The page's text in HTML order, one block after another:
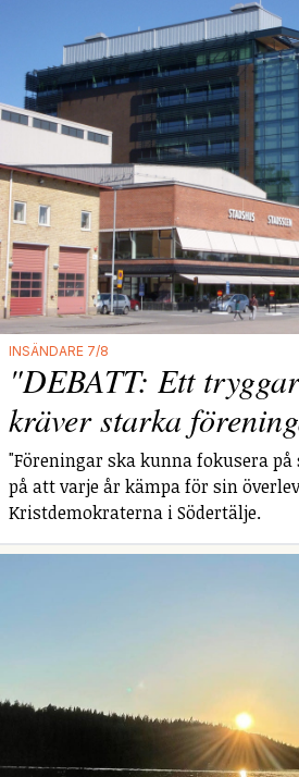
INSÄNDARE 7/8
"DEBATT: Ett
kräver starka
"Föreningar ska kunna fokusera
på att varje år kämpa för sin
Kristdemokraterna i Södertälje.